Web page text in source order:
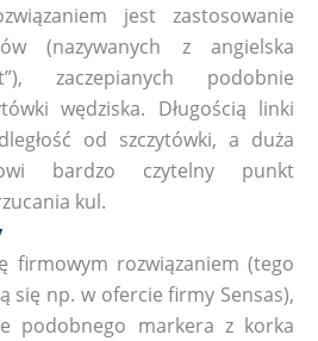
jest zastosowanie
(nazywanych z angielska
zaczepianych podobnie
wędziska. Długością linki
od szczytówki, a duża
bardzo czytelny punkt
kul.
firmowym rozwiązaniem (tego
się np. w ofercie firmy Sensas),
podobnego markera z korka